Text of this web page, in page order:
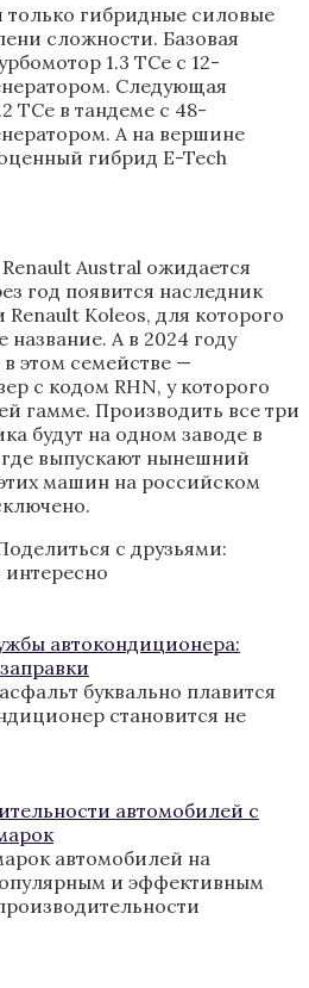
только гибридные силовые
сложности. Базовая
1.3 TCe с 12-
Следующая
TCe в тандеме с 48-
А на вершине
гибрид E-Tech
Austral ожидается
год появится наследник
Koleos, для которого
А в 2024 году
этом семействе —
с кодом RHN, у которого
гамме. Производить все три
будут на одном заводе в
выпускают нынешний
машин на российском
с друзьями:
автокондиционера:
буквально плавится
становится не
автомобилей с
автомобилей на
и эффективным